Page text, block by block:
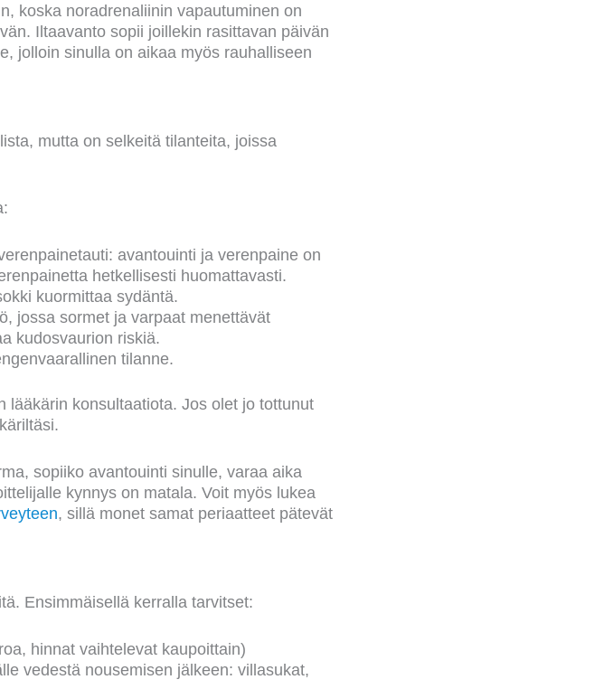
koska noradrenaliinin vapautuminen on
Iltaavanto sopii joillekin rasittavan päivän
jolloin sinulla on aikaa myös rauhalliseen
mutta on selkeitä tilanteita, joissa
avantouinti ja verenpaine on
hetkellisesti huomattavasti.
kuormittaa sydäntä.
jossa sormet ja varpaat menettävät
kudosvaurion riskiä.
tilanne.
lääkärin konsultaatiota. Jos olet jo tottunut
sopiiko avantouinti sinulle, varaa aika
kynnys on matala. Voit myös lukea
, sillä monet samat periaatteet pätevät
Ensimmäisellä kerralla tarvitset:
hinnat vaihtelevat kaupoittain)
vedestä nousemisen jälkeen: villasukat,